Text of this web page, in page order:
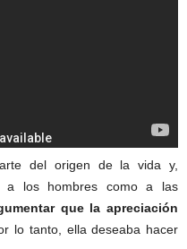
del origen de la vida y,
a los hombres como a las
que la apreciación
lo tanto, ella deseaba hacer